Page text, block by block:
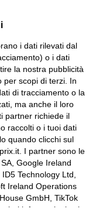
i dati rilevati dal
o i dati
la nostra pubblicità
per scopi di terzi. In
di tracciamento o la
ma anche il loro
partner richiede il
raccolti o i tuoi dati
quando clicchi sul
I partner sono le
Google Ireland
Technology Ltd,
Ireland Operations
GmbH, TikTok
informazioni sul